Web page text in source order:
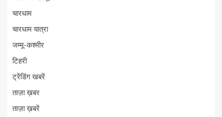
चारधाम
चारधाम यात्रा
जम्मू-कश्मीर
टिहरी
ट्रेंडिंग खबरें
ताज़ा ख़बर
ताज़ा ख़बरें